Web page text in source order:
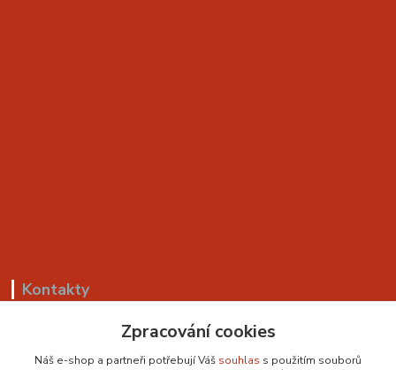
Kontakty
+420 799 530 549Zpracování cookies
Náš e-shop a partneři potřebují Váš souhlas s použitím souborů